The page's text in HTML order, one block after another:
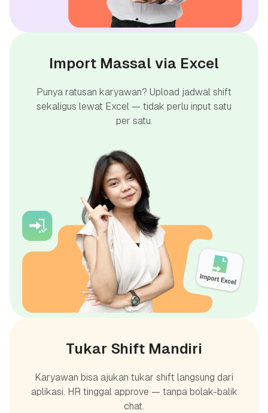
Import Massal via Excel
Punya ratusan karyawan? Upload jadwal shift
sekaligus lewat Excel — tidak perlu input satu
per satu.
Tukar Shift Mandiri
Karyawan bisa ajukan tukar shift langsung dari
aplikasi. HR tinggal approve — tanpa bolak-balik
chat.